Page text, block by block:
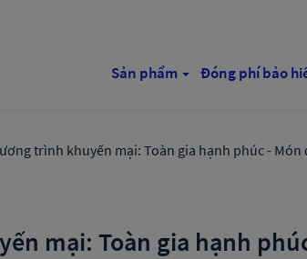
Sản phẩm Đóng phí bảo
trình khuyến mại: Toàn gia hạnh phúc -
mại: Toàn gia hạnh